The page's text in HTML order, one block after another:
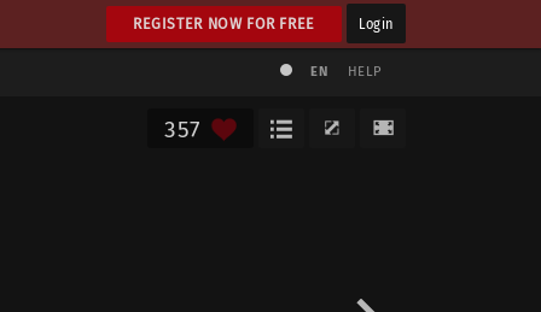
REGISTER NOW FOR FREE Login
EN HELP
357